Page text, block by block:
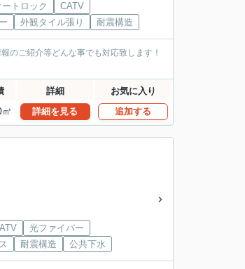
ートロック
CATV
外観タイル張り 耐震構造
のご紹介等どんな事でも対応致します！
詳細 お気に入り
詳細を見る 追加する
光ファイバー
耐震構造 公共下水